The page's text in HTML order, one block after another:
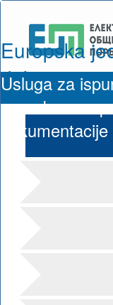
Europska
Usluga za
uporabu